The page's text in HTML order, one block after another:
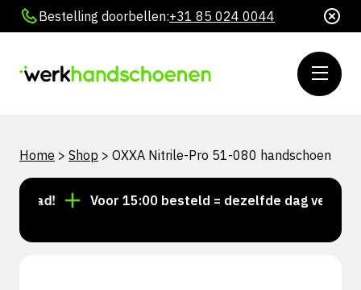
Bestelling doorbellen:+31 85 024 0044
Home > Shop > OXXA Nitrile-Pro 51-080 handschoen
Voor 15:00 besteld = dezelfde dag verzonden